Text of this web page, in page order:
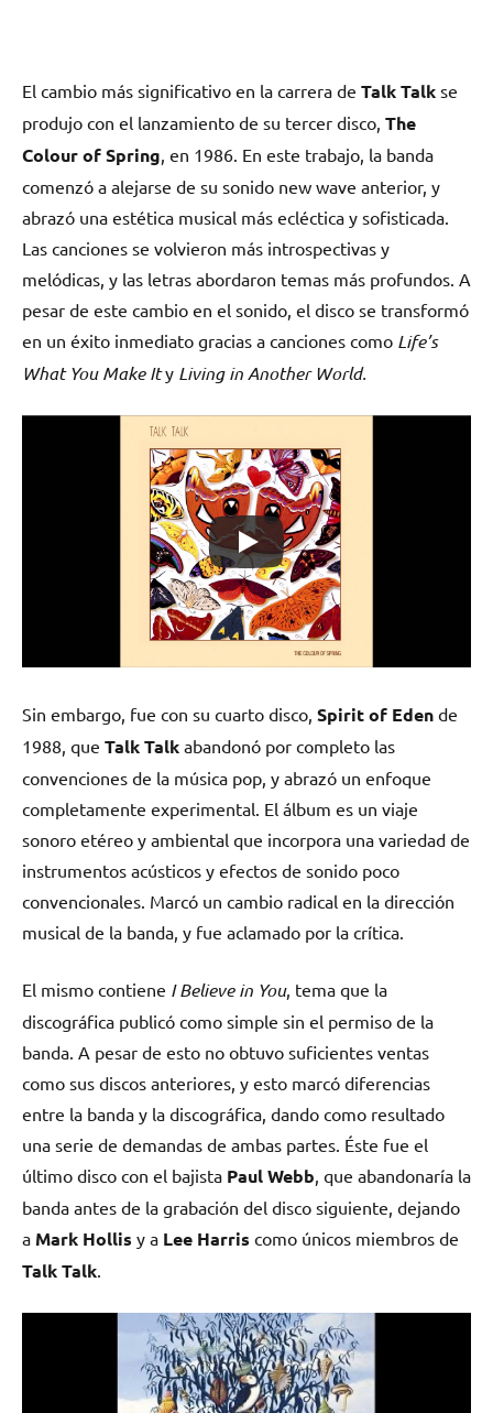
El cambio más significativo en la carrera de Talk Talk se
produjo con el lanzamiento de su tercer disco, The
Colour of Spring , en 1986. En este trabajo, la banda
comenzó a alejarse de su sonido new wave anterior, y
abrazó una estética musical más ecléctica y sofisticada.
Las canciones se volvieron más introspectivas y
melódicas, y las letras abordaron temas más profundos. A
pesar de este cambio en el sonido, el disco se transformó
en un éxito inmediato gracias a canciones como Life’s
What You Make Ity Living in Another World.
Sin embargo, fue con su cuarto disco, Spirit of Eden de
1988, que Talk Talk abandonó por completo las
convenciones de la música pop, y abrazó un enfoque
completamente experimental. El álbum es un viaje
sonoro etéreo y ambiental que incorpora una variedad de
instrumentos acústicos y efectos de sonido poco
convencionales. Marcó un cambio radical en la dirección
musical de la banda, y fue aclamado por la crítica.
El mismo contiene I Believe in You, tema que la
discográfica publicó como simple sin el permiso de la
banda. A pesar de esto no obtuvo suficientes ventas
como sus discos anteriores, y esto marcó diferencias
entre la banda y la discográfica, dando como resultado
una serie de demandas de ambas partes. Éste fue el
último disco con el bajista Paul Webb, que abandonaría la
banda antes de la grabación del disco siguiente, dejando
a Mark Hollis y a Lee Harris como únicos miembros de
TalkTalk.